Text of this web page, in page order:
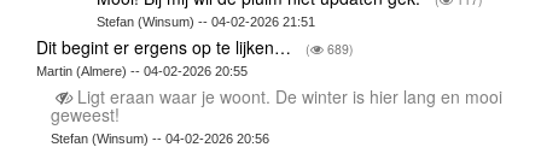
Stefan (Winsum) -- 04-02-2026 21:51
Dit begint er ergens op te lijken… ( 689)
Martin (Almere) -- 04-02-2026 20:55
Ligt eraan waar je woont. De winter is hier lang en mooi
geweest!
Stefan (Winsum) -- 04-02-2026 20:56